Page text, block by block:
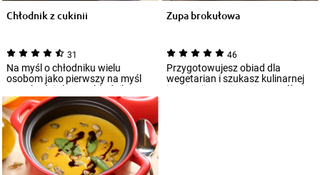
Chłodnik z cukinii
31
Na myśl o chłodniku wielu
osobom jako pierwszy na myśl
przychodzi słynny chłodnik
litewski, które...
Zupa brokułowa
46
Przygotowujesz obiad dla
wegetarian i szukasz kulinarnej
inspiracji? Koniecznie wypróbuj